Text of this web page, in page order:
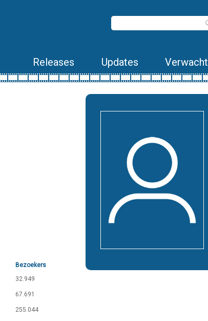
Releases Updates Verwacht
Bezoekers
32.949
67.691
255.044